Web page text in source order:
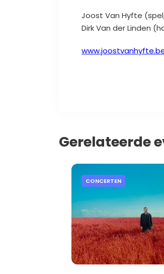
Joost Van Hyfte
Dirk Van der Linden
Gerelateerde
CONCERTEN